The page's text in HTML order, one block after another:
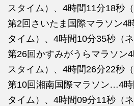
スタイム）、4時間11分18秒（
第2回さいたま国際マラソン4
タイム）、4時間10分35秒（ネ
第26回かすみがうらマラソン
スタイム）、4時間26分22秒（
第10回湘南国際マラソン…4
タイム）、4時間09分11秒（ネ